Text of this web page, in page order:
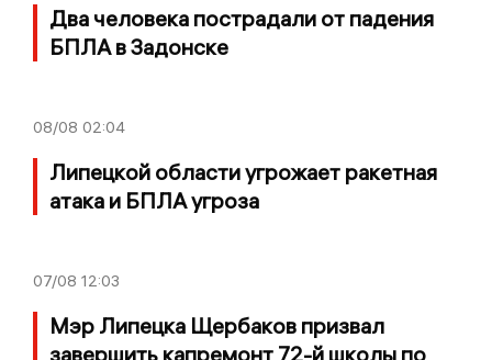
Два человека пострадали от падения
БПЛА в Задонске
08/08 02:04
Липецкой области угрожает ракетная
атака и БПЛА угроза
07/08 12:03
Мэр Липецка Щербаков призвал
завершить капремонт 72-й школы по